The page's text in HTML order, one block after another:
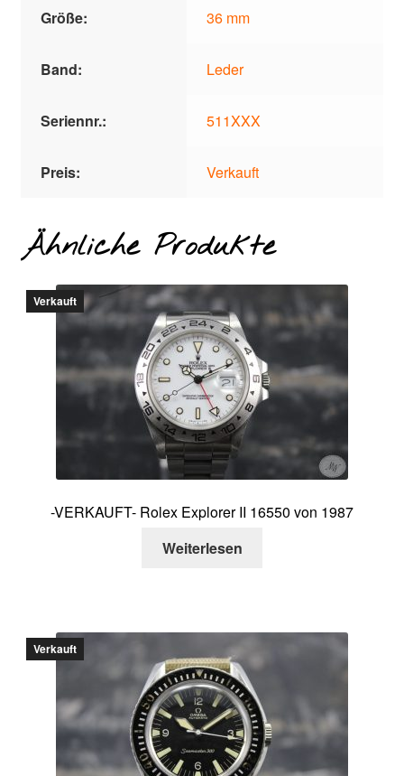
Größe: 36 mm
Band: Leder
Seriennr.: 511XXX
Preis: Verkauft
Ähnliche Produkte
Verkauft
-VERKAUFT- Rolex Explorer II 16550 von 1987
Weiterlesen
Verkauft